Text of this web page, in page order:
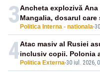
3 Politica Interna - nationala-
Ancheta explozivă Ana
Mangalia, dosarul care
4 Politica Externa-30 iul. 2026,
Atac masiv al Rusiei
inclusiv copii. Polonia